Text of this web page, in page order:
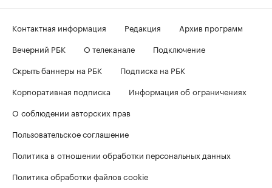
Контактная информация Редакция
Архив программ
Вечерний РБК
О телеканале
Подключение
Скрыть баннеры на РБК
Подписка на РБК
Корпоративная подписка
Информация об ограничениях
О соблюдении авторских прав
Пользовательское соглашение
Политика в отношении обработки персональных данных
Политика обработки файлов cookie